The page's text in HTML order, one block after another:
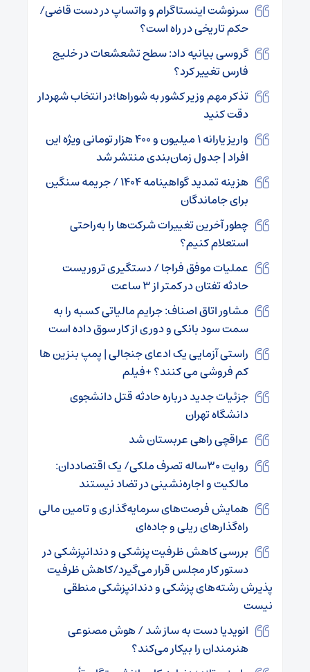
سرنوشت اینستاگرام و واتساپ در دست قاضی/
حکم تاریخی در راه است؟
گروسی بیانیه داد: سطح تشعشعات در خلیج
فارس تغییر کرد؟
تذکر مهم وزیر کشور به شوراها؛در انتخاب شهردار
دقت کنید
واریز یارانه ۱ میلیون و ۴۰۰ هزار تومانی ویژه این
افراد | جدول زمان‌بندی منتشر شد
هزینه تمدید گواهینامه ۱۴۰۴ / جریمه سنگین
برای جاماندگان
چطور آخرین تغییرات شرکت‌ها را به‌راحتی
استعلام کنیم؟
عملیات موفق فراجا / دستگیری تروریست
حادثه تفتان در کمتر از ۳ ساعت
مشاور اتاق اصناف: جرایم مالیاتی کسبه را به
سمت سود بانکی و دوری از کار سوق داده است
راستی آزمایی یک ادعای جنجالی | پمپ‌ بنزین‌ ها
کم‌ فروشی می‌ کنند؟ +فیلم
جزئیات جدید درباره حادثه قتل دانشجوی
دانشگاه تهران
عراقچی راهی عربستان شد
روایت ۳۰ساله تصرف ملکی/ یک اقتصاددان:
مالکیت و اجاره‌نشینی در تضاد نیستند
همایش فرصت‌های سرمایه‌گذاری و تامین مالی
راه‌گذارهای ریلی و جاده‌ای
بررسی کاهش ظرفیت پزشکی و دندانپزشکی در
دستور کار مجلس قرار می‌گیرد/کاهش ظرفیت
پذیرش رشته‌های پزشکی و دندانپزشکی منطقی
نیست
انویدیا دست به ساز شد / هوش مصنوعی
هنرمندان را بیکار می‌کند؟